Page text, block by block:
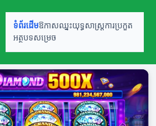
ទំព័រដើមឱកាសឈ្នះយុទ្ធសាស្ត្រការប្រកួត
អត្ថបទសម្រេច